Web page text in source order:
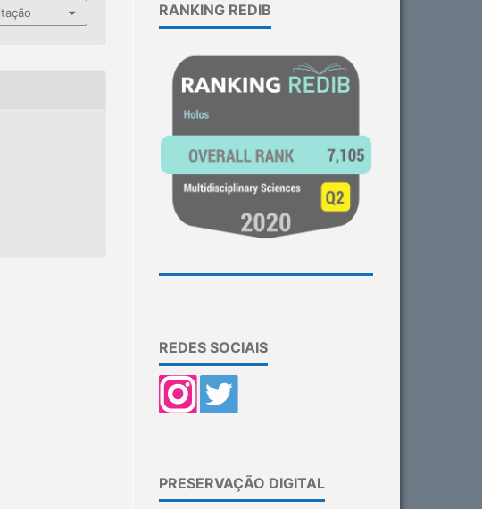
RANKING REDIB
REDES SOCIAIS
PRESERVAÇÃO DIGITAL